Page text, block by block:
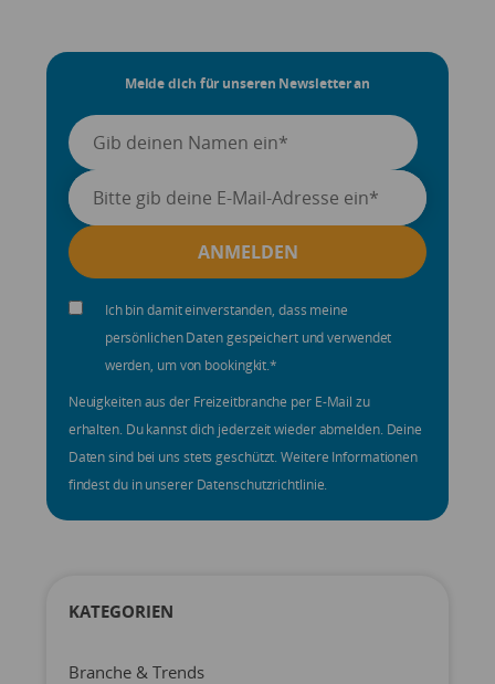
Melde dich für unseren Newsletter an
Ich bin damit einverstanden, dass meine
persönlichen Daten gespeichert und verwendet
werden, um von bookingkit.*
Neuigkeiten aus der Freizeitbranche per E-Mail zu
erhalten. Du kannst dich jederzeit wieder abmelden. Deine
Daten sind bei uns stets geschützt. Weitere Informationen
findest du in unserer Datenschutzrichtlinie.
KATEGORIEN
Branche & Trends